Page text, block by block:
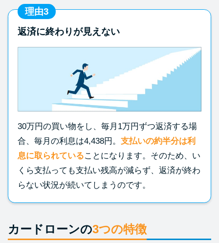
理由3
返済に終わりが見えない
30万円の買い物をし、毎月1万円ずつ返済する場
合、毎月の利息は4,438円。支払いの約半分は利
息に取られていることになります。そのため、い
くら支払っても支払い残高が減らず、返済が終わ
らない状況が続いてしまうのです。
カードローンの3つの特徴